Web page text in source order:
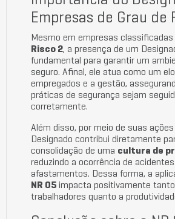
Empresas de Grau de
Mesmo em empresas classificadas
Risco 2, a presença de um
fundamental para garantir um
seguro. Afinal, ele atua como um
empregados e a gestão,
práticas de segurança sejam
corretamente.
Além disso, por meio de suas
Designado contribui diretamente
consolidação de uma cultura de
reduzindo a ocorrência de acidentes
afastamentos. Dessa forma, a
NR 05 impacta positivamente
trabalhadores quanto a